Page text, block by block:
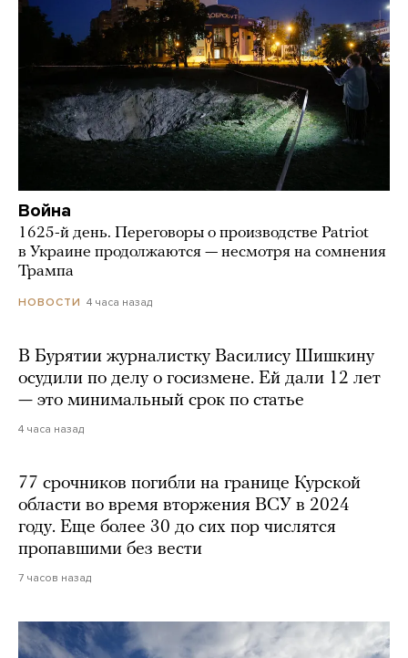
Война
1625-й день. Переговоры о производстве Patriot
в Украине продолжаются — несмотря на сомнения
Трампа
НОВОСТИ 4 часа назад
В Бурятии журналистку Василису Шишкину
осудили по делу о госизмене. Ей дали 12 лет
— это минимальный срок по статье
4 часа назад
77 срочников погибли на границе Курской
области во время вторжения ВСУ в 2024
году. Еще более 30 до сих пор числятся
пропавшими без вести
7 часов назад